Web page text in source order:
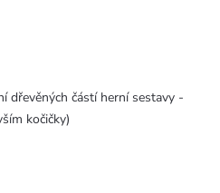
dřevěných částí herní sestavy -
kočičky)